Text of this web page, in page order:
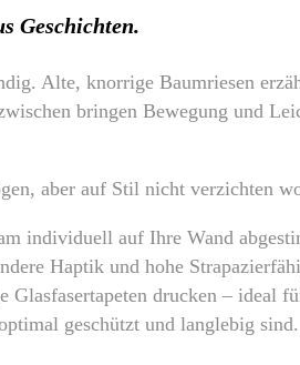
Geschichten.
Alte, knorrige Baumriesen
bringen Bewegung und
aber auf Stil nicht verzichten
individuell auf Ihre Wand
Haptik und hohe
drucken – ideal
geschützt und langlebig sind.